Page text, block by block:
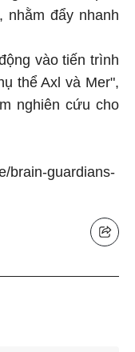
nhằm đẩy nhanh
vào tiến trình
thể Axl và Mer",
nghiên cứu cho
brain-guardians-